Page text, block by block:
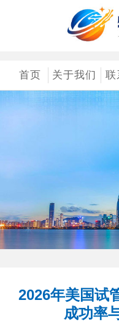
首页 关于我们 联
2026年美国试
成功率